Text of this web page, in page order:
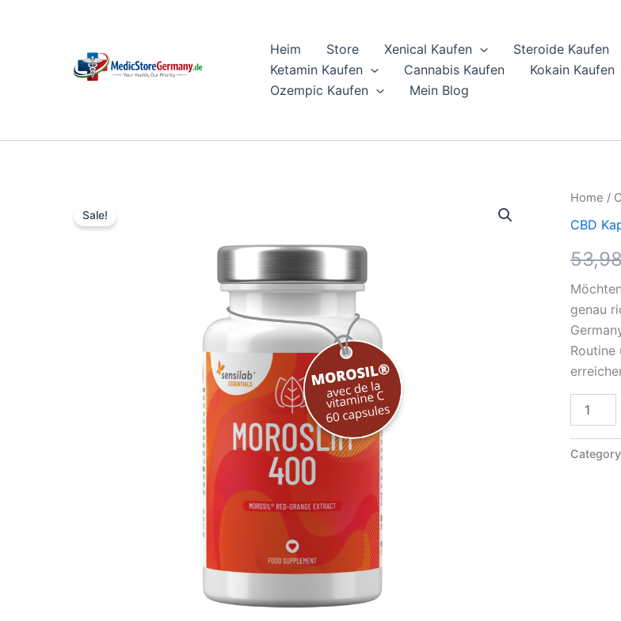
Heim Store Xenical Kaufen Steroide Kaufen
Ketamin Kaufen
Cannabis Kaufen Kokain Kaufen
Ozempic Kaufen
Mein Blog
Sale!
Home /
CBD
genau
Routine
Kaufen
Morosil
zum
Verkauf
online
quantity